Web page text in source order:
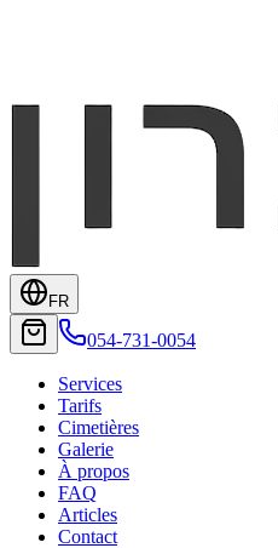
FR
054-731-0054
Services
Tarifs
Cimetières
Galerie
À propos
FAQ
Articles
Contact